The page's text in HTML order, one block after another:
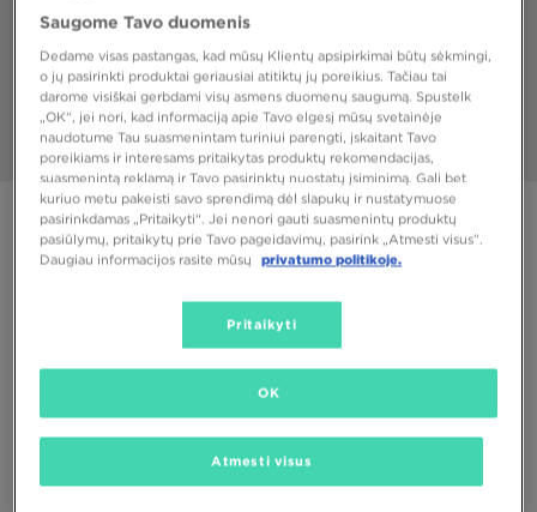
PUIKUS PASIŪLYMAS
ONLY AT JD
110,00 €
(Žemiausia kaina per pastarąsias 30 dienų iki nuolaidos)
160,00 € -31% (Pradinė kaina)
Saugome Tavo duomenis
Dedame visas pastangas, kad mūsų Klientų apsipirkimai būtų sėkmingi,
o jų pasirinkti produktai geriausiai atitiktų jų poreikius. Tačiau tai
darome visiškai gerbdami visų asmens duomenų saugumą. Spustelk
„OK“, jei nori, kad informaciją apie Tavo elgesį mūsų svetainėje
naudotume Tau suasmenintam turiniui parengti, įskaitant Tavo
poreikiams ir interesams pritaikytas produktų rekomendacijas,
suasmenintą reklamą ir Tavo pasirinktų nuostatų įsiminimą. Gali bet
kuriuo metu pakeisti savo sprendimą dėl slapukų ir nustatymuose
pasirinkdamas „Pritaikyti“. Jei nenori gauti suasmenintų produktų
pasiūlymų, pritaikytų prie Tavo pageidavimų, pasirink „Atmesti visus”.
Daugiau informacijos rasite mūsų
privatumo politikoje.
Pritaikyti
Atmesti visus
OK